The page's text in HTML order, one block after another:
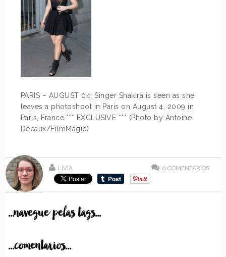
PARIS – AUGUST 04: Singer Shakira is seen as she
leaves a photoshoot in Paris on August 4, 2009 in
Paris, France.*** EXCLUSIVE *** (Photo by Antoine
Decaux/FilmMagic)
LÍVIA 0 COMENTÁRIOS
...navegue pelas tags...
...comentarios...